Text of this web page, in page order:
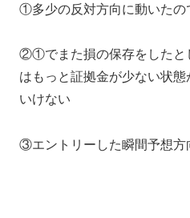
①多少の反対方向に動いたの
②①でまた損の保存をしたと
はもっと証拠金が少ない状
いけない
③エントリーした瞬間予想方